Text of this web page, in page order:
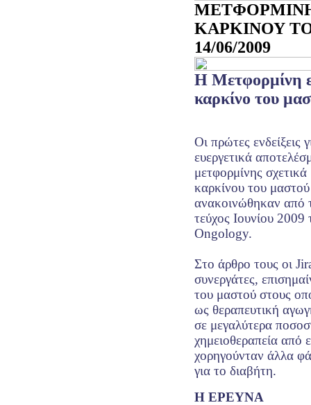
ΚΑΡΚΙΝΟΥ
14/06/2009
Η Μετφορμίνη
καρκίνο του
Οι πρώτες ενδείξεις
ευεργετικά
μετφορμίνης
καρκίνου του
ανακοινώθηκαν από
τεύχος Ιουνίου
Ongology.
Στο άρθρο τους οι
συνεργάτες,
του μαστού στους
ως θεραπευτική
σε μεγαλύτερα
χημειοθεραπεία από
χορηγούνταν άλλα
για το διαβήτη.
Η ΕΡΕΥΝΑ